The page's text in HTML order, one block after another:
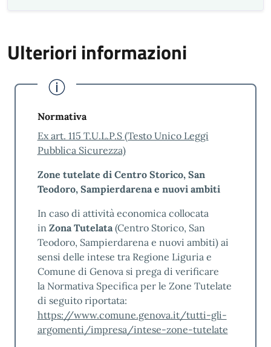
Trasparenza
% di
documenti
disponibili
online
≥ 90%
Standard di nuova
introduzione - I dati
nel 2027
Risultati monitoraggio
standard qualità
Risultati qualità Sviluppo del Commercio
2025
Azioni di miglioramento
in corso
L’organizzazione persegue il miglioramento
Ulteriori informazioni
Normativa
Ex art. 115 T.U.L.P.S (Testo Unico Leggi
Pubblica Sicurezza)
Zone tutelate di Centro Storico, San
Teodoro, Sampierdarena e nuovi ambiti
In caso di attività economica collocata
in Zona Tutelata(Centro Storico, San
Teodoro, Sampierdarena e nuovi ambiti) ai
sensi delle intese tra Regione Liguria e
Comune di Genova si prega di verificare
la Normativa Specifica per le Zone Tutelate
di seguito riportata:
https://www.comune.genova.it/tutti-gli-
argomenti/impresa/intese-zone-tutelate